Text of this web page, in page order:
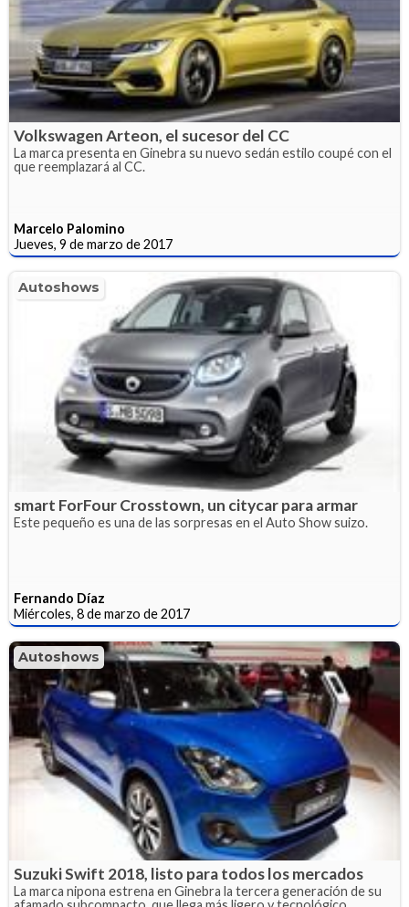
Volkswagen Arteon, el sucesor del CC
La marca presenta en Ginebra su nuevo sedán estilo coupé con el
que reemplazará al CC.
Marcelo Palomino
Jueves, 9 de marzo de 2017
Autoshows
smart ForFour Crosstown, un citycar para armar
Este pequeño es una de las sorpresas en el Auto Show suizo.
Fernando Díaz
Miércoles, 8 de marzo de 2017
Autoshows
Suzuki Swift 2018, listo para todos los mercados
La marca nipona estrena en Ginebra la tercera generación de su